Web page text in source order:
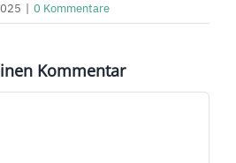
| 0 Kommentare
Kommentar